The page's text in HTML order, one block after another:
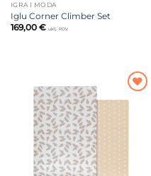
IGRA I MODA
Iglu Corner Climber Set
169,00 € uklj. PDV
Dodajte
na listu
želja